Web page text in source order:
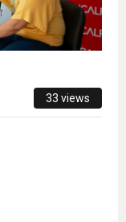
33 views